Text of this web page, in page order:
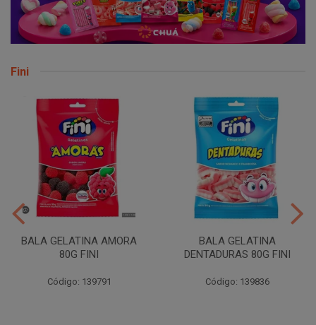
Fini
BALA GELATINA AMORA
80G FINI
Código: 139791
BALA GELATINA
DENTADURAS 80G FINI
Código: 139836